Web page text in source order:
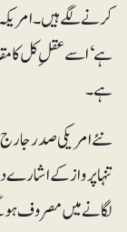
کرنے لگے ہیں۔ امریکہ
ہے‘اسے عقلِ کل کا
ہے۔
نئے امریکی صدر جارج
تنہا پرواز کے اشارے
لگانے میں مصروف